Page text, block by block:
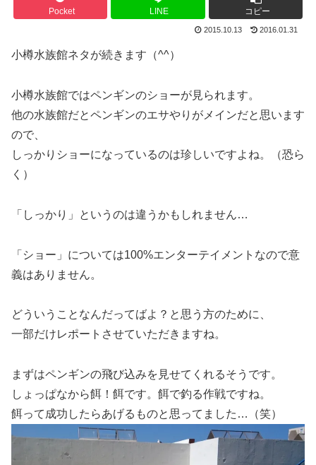
Pocket LINE コピー
2015.10.13 2016.01.31
小樽水族館ネタが続きます（^^）
小樽水族館ではペンギンのショーが見られます。
他の水族館だとペンギンのエサやりがメインだと思います
ので、
しっかりショーになっているのは珍しいですよね。（恐ら
く）
「しっかり」というのは違うかもしれません…
「ショー」については100%エンターテイメントなので意
義はありません。
どういうことなんだってばよ？と思う方のために、
一部だけレポートさせていただきますね。
まずはペンギンの飛び込みを見せてくれるそうです。
しょっぱなから餌！餌です。餌で釣る作戦ですね。
餌って成功したらあげるものと思ってました…（笑）